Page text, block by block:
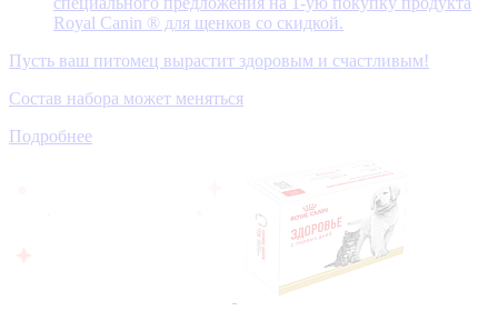
Royal Canin ® для щенков со скидкой.
Пусть ваш питомец вырастит здоровым и счастливым!
Состав набора может меняться
Подробнее